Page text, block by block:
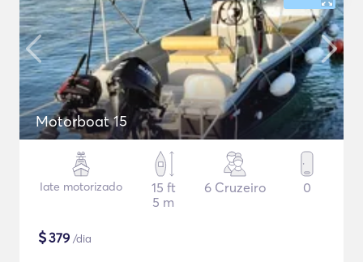
Motorboat 15
Iate motorizado
15 ft
5 m
6 Cruzeiro 0
$379 /dia